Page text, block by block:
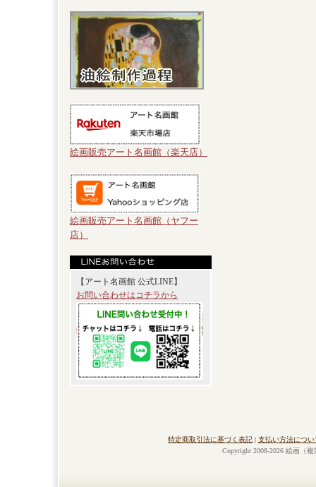
絵画販売アート名画館（楽天店）
絵画販売アート名画館（ヤフー
店）
【アート名画館 公式LINE】
お問い合わせはコチラから
特定商取引法に基づく表記 | 支払い方法につい
Copyright 2008-2026 絵画（